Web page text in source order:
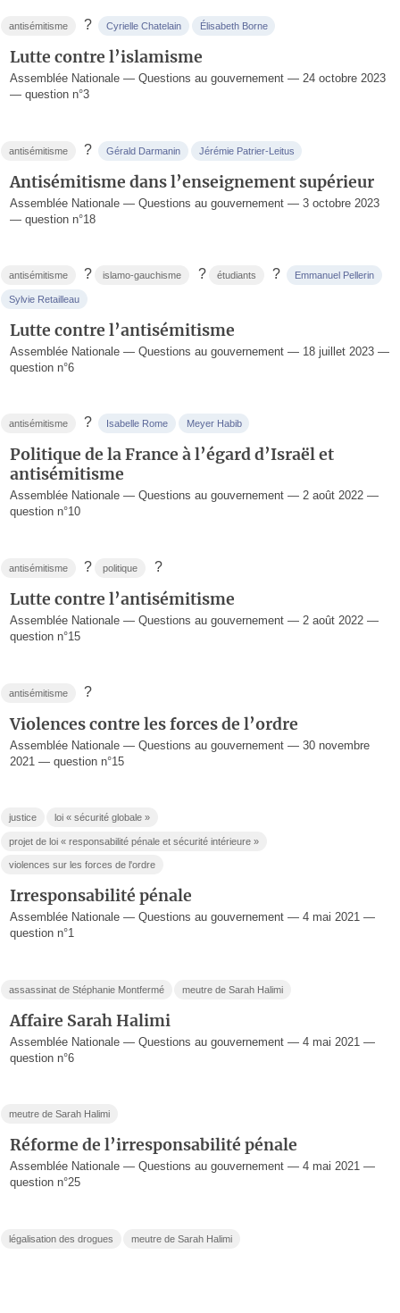
antisémitisme ? Cyrielle Chatelain Élisabeth Borne
Lutte contre l’islamisme
Assemblée Nationale — Questions au gouvernement — 24 octobre 2023
— question n°3
antisémitisme ? Gérald Darmanin Jérémie Patrier-Leitus
Antisémitisme dans l’enseignement supérieur
Assemblée Nationale — Questions au gouvernement — 3 octobre 2023
— question n°18
antisémitisme ? islamo-gauchisme ? étudiants ? Emmanuel Pellerin
Sylvie Retailleau
Lutte contre l’antisémitisme
Assemblée Nationale — Questions au gouvernement — 18 juillet 2023 —
question n°6
antisémitisme ? Isabelle Rome Meyer Habib
Politique de la France à l’égard d’Israël et
antisémitisme
Assemblée Nationale — Questions au gouvernement — 2 août 2022 —
question n°10
antisémitisme ? politique ?
Lutte contre l’antisémitisme
Assemblée Nationale — Questions au gouvernement — 2 août 2022 —
question n°15
antisémitisme ?
Violences contre les forces de l’ordre
Assemblée Nationale — Questions au gouvernement — 30 novembre
2021 — question n°15
justice loi « sécurité globale »
projet de loi « responsabilité pénale et sécurité intérieure »
violences sur les forces de l'ordre
Irresponsabilité pénale
Assemblée Nationale — Questions au gouvernement — 4 mai 2021 —
question n°1
assassinat de Stéphanie Montfermé meutre de Sarah Halimi
Affaire Sarah Halimi
Assemblée Nationale — Questions au gouvernement — 4 mai 2021 —
question n°6
meutre de Sarah Halimi
Réforme de l’irresponsabilité pénale
Assemblée Nationale — Questions au gouvernement — 4 mai 2021 —
question n°25
légalisation des drogues meutre de Sarah Halimi